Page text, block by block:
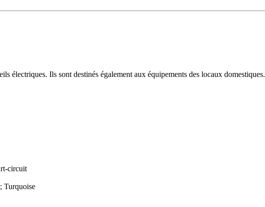
électriques. Ils sont destinés également aux équipements des locaux domestiques.
circuit
Turquoise